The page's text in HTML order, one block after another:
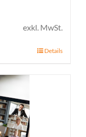
exkl. MwSt.
Details